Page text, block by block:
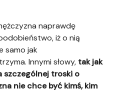
naprawdę
iż o nią
samo jak
Innymi słowy, tak jak
szczególnej troski o
nie chce być kimś, kim